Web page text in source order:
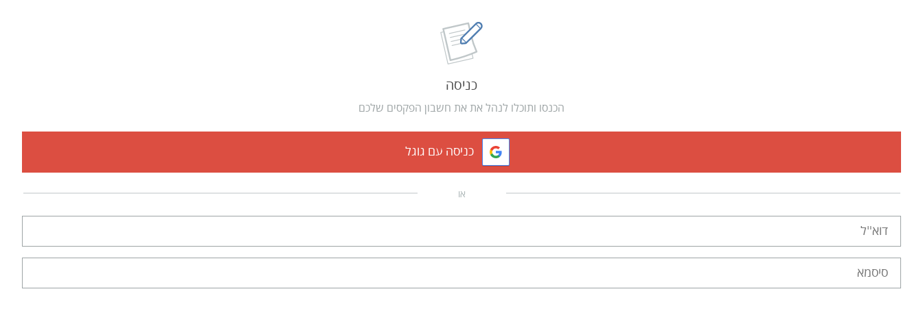
כניסה
הכנסו ותוכלו לנהל את את חשבון הפקסים שלכם
כניסה עם גוגל
או